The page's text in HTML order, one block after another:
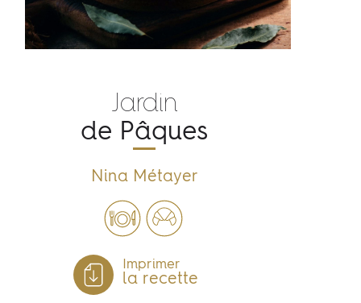
Jardin
de Pâques
Nina Métayer
Imprimer
la recette